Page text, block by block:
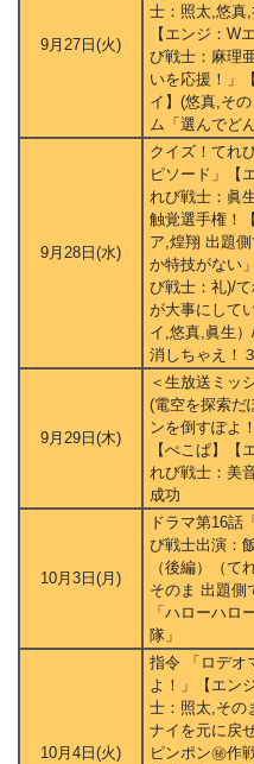
9月27日(火)
士：照太,悠真
【エンジ：W
び戦士：麻理
いを応援！」
イ】(悠真,そ
ム「選んでど
9月28日(水)
クイズ！てれ
ピソード」【
れび戦士：眞
触覚選手権！
ア,煌翔 出題
か特技がない
び戦士：礼)/
が大事にして
イ,悠真,眞生
消しちゃえ！
9月29日(木)
＜生放送ミッ
(電空を探索だ
ンを倒すぽよ
【ぺこぱ】【
れび戦士：美
成功
10月3日(月)
ドラマ第16話
び戦士出演：
（後編）（て
そのま 出題側
「ハローハロ
隊」
10月4日(火)
指令 「ロデオ
よ！」【エン
士：照太,その
ナイを元に戻
ピンポン㊙作